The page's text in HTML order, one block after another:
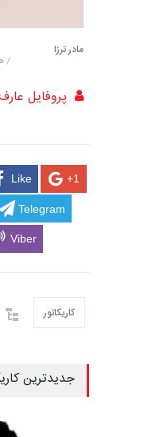
مادر ترزا
/
پروفایل
Like +1
Telegram
Viber
کاریکاتور
جدیدترین